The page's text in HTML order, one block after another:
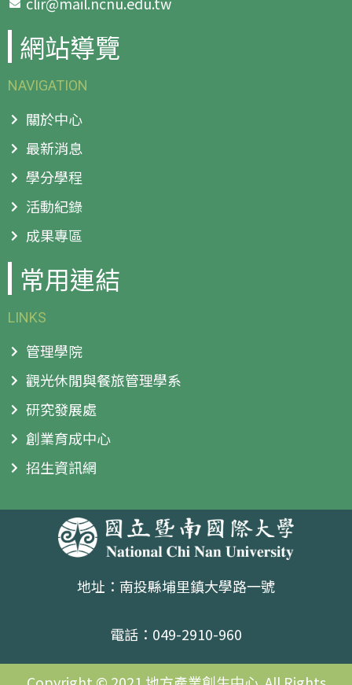
網站導覽
NAVIGATION
關於中心
最新消息
學分學程
活動紀錄
成果專區
常用連結
LINKS
管理學院
觀光休閒與餐旅管理學系
研究發展處
創業育成中心
招生資訊網
地址：南投縣埔里鎮大學路一號
電話：049-2910-960